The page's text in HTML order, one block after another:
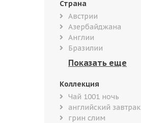
Страна
Австрии
Азербайджана
Англии
Бразилии
Коллекция
Чай 1001 ночь
английский завтрак
грин слим